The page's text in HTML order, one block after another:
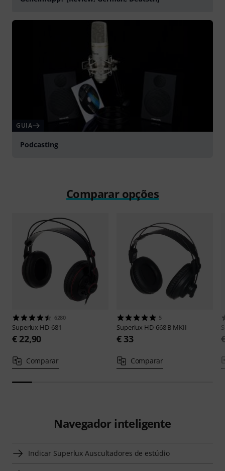
GUIA
Podcasting
Comparar opções
6280
Superlux HD-681
€ 22,90
Comparar
5
Superlux HD-668 B MKII
€ 33
Comparar
Navegador inteligente
Indicar Superlux Auscultadores de estúdio